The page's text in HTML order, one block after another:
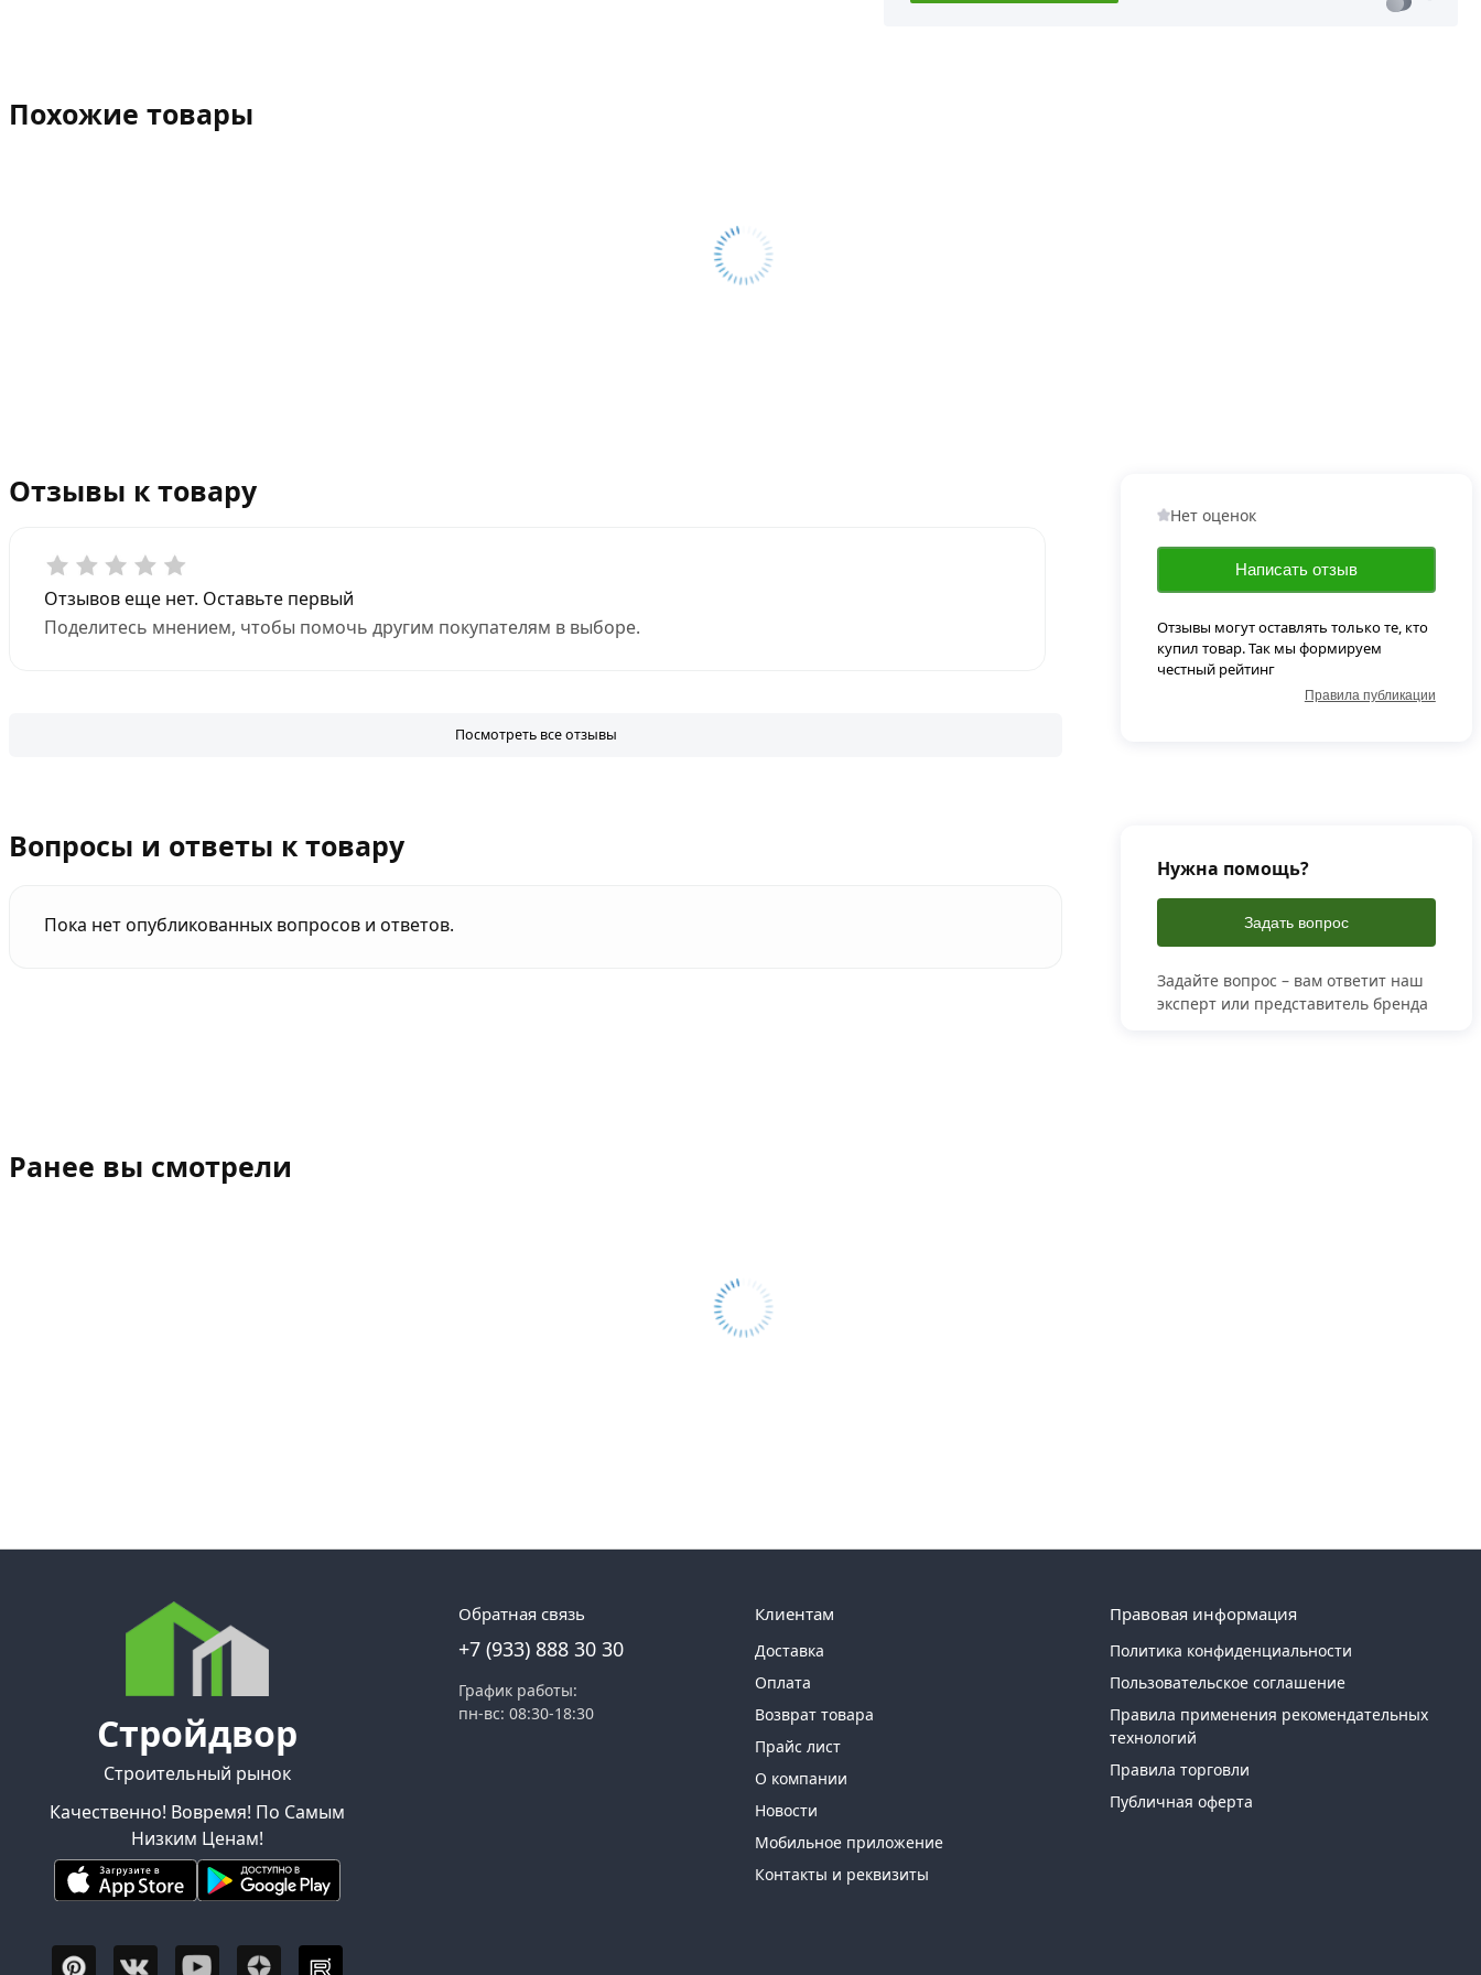
Похожие товары
Отзывы к товару
Отзывов еще нет. Оставьте первый
Поделитесь мнением, чтобы помочь другим покупателям в выборе.
Посмотреть все отзывы
Нет оценок
Написать отзыв
Отзывы могут оставлять только те, кто
купил товар. Так мы формируем
честный рейтинг
Правила публикации
Вопросы и ответы к товару
Пока нет опубликованных вопросов и ответов.
Нужна помощь?
Задать вопрос
Задайте вопрос – вам ответит наш
эксперт или представитель бренда
Ранее вы смотрели
Стройдвор
Строительный рынок
Качественно! Вовремя! По Самым
Низким Ценам!
Обратная связь
+7 (933) 888 30 30
График работы:
пн-вс: 08:30-18:30
Клиентам
Доставка
Оплата
Возврат товара
Прайс лист
О компании
Новости
Мобильное приложение
Контакты и реквизиты
Правовая информация
Политика конфиденциальности
Пользовательское соглашение
Правила применения рекомендательных
технологий
Правила торговли
Публичная оферта